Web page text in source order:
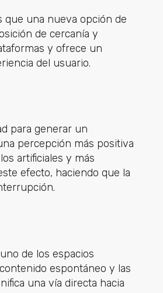
que una nueva opción de
de cercanía y
y ofrece un
del usuario.
para generar un
percepción más positiva
artificiales y más
efecto, haciendo que la
de los espacios
espontáneo y las
una vía directa hacia